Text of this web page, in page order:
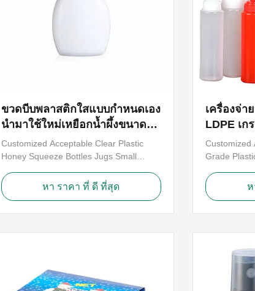
ขวดบีบพลาสติกใสแบบกำหนดเอง
นำมาใช้ใหม่เหยือกน้ำผึ้งขนาด
เล็ก 110ml
Customized Acceptable Clear Plastic
Honey Squeeze Bottles Jugs Small
design welcome ! The PET clear cans
made of food grade recycled
impact resistance. A wide neck jar with a
หา ราคา ที่ ดี ที่สุด
เครื่องจ่า
LDPE เ
บีบพร้อมฝ
Customized
Grade
design
shapes
personal or
ห